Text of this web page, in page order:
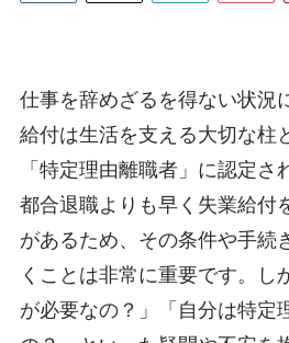
仕事を辞めざるを得ない状況
給付は生活を支える大切な柱
「特定理由離職者」に認定さ
都合退職よりも早く失業給付
があるため、その条件や手続
くことは非常に重要です。し
が必要なの？」「自分は特定